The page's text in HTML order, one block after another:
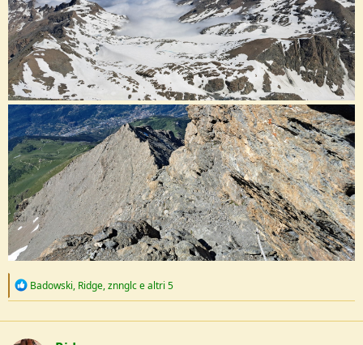
R
c
t
Badowski, Ridge,znnglce altri 5